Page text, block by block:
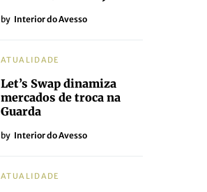
by Interior do Avesso
ATUALIDADE
Let’s Swap dinamiza
mercados de troca na
Guarda
by Interior do Avesso
ATUALIDADE